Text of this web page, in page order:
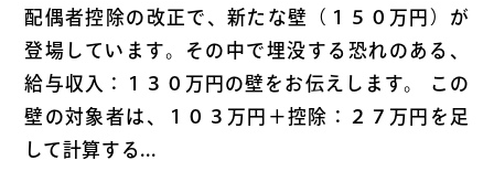
配偶者控除の改正で、新たな壁（１５０万円）が
登場しています。その中で埋没する恐れのある、
給与収入：１３０万円の壁をお伝えします。 この
壁の対象者は、１０３万円＋控除：２７万円を足
して計算する...